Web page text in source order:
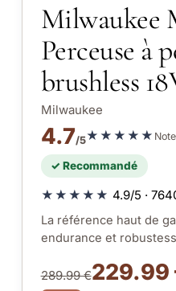
Milwaukee
Perceuse à
brushless
Milwaukee
4.7/5★★★★★
✓ Recommandé
★★★★★ 4.9/5 ·
La référence haut de
endurance et
289.99 €229.99